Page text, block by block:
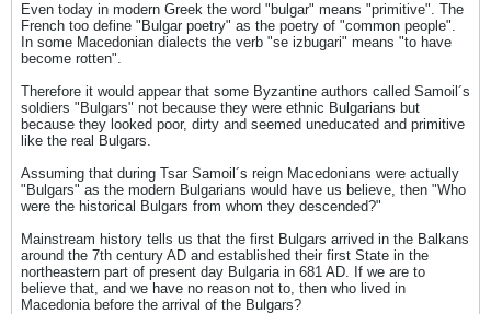
Even today in modern Greek the word "bulgar" means "primitive". The
French too define "Bulgar poetry" as the poetry of "common people".
In some Macedonian dialects the verb "se izbugari" means "to have
become rotten".
Therefore it would appear that some Byzantine authors called Samoil´s
soldiers "Bulgars" not because they were ethnic Bulgarians but
because they looked poor, dirty and seemed uneducated and primitive
like the real Bulgars.
Assuming that during Tsar Samoil´s reign Macedonians were actually
"Bulgars" as the modern Bulgarians would have us believe, then "Who
were the historical Bulgars from whom they descended?"
Mainstream history tells us that the first Bulgars arrived in the Balkans
around the 7th century AD and established their first State in the
northeastern part of present day Bulgaria in 681 AD. If we are to
believe that, and we have no reason not to, then who lived in
Macedonia before the arrival of the Bulgars?